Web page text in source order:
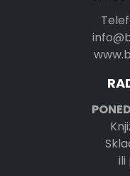
ili